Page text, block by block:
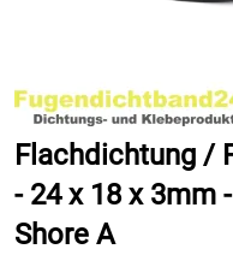
Flachdichtung /
- 24 x 18 x 3mm
Shore A